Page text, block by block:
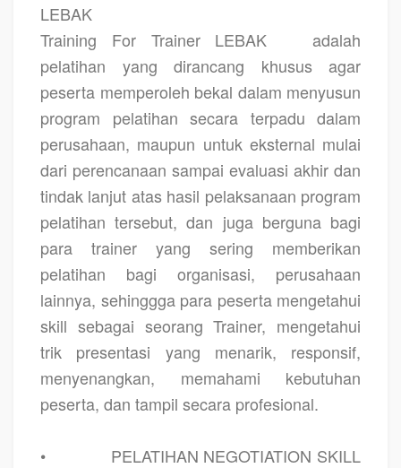
LEBAK
Training For Trainer LEBAK
adalah
pelatihan yang dirancang khusus agar
peserta memperoleh bekal dalam menyusun
program pelatihan secara terpadu dalam
perusahaan, maupun untuk eksternal mulai
dari perencanaan sampai evaluasi akhir dan
tindak lanjut atas hasil pelaksanaan program
pelatihan tersebut, dan juga berguna bagi
para trainer yang sering memberikan
pelatihan bagi organisasi, perusahaan
lainnya, sehinggga para peserta mengetahui
skill sebagai seorang Trainer, mengetahui
trik presentasi yang menarik, responsif,
menyenangkan, memahami kebutuhan
peserta, dan tampil secara profesional.
•
PELATIHAN NEGOTIATION SKILL